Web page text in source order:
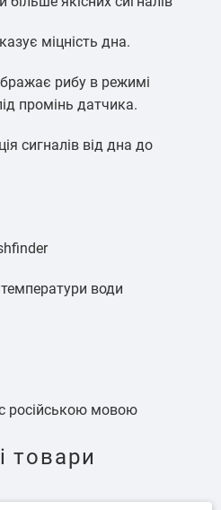
міцність дна.
рибу в режимі
промінь датчика.
сигналів від дна до
води
російською мовою
товари